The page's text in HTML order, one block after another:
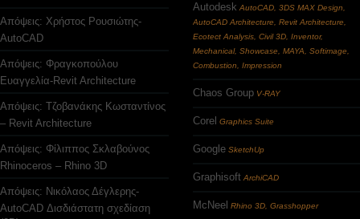
Απόψεις: Χρήστος Ρουσιώτης-
AutoCAD
Απόψεις: Φραγκοπούλου
Ευαγγελία-Revit Architecture
Απόψεις: Τζοβανάκης Κωσταντίνος
– Revit Architecture
Απόψεις: Φίλιππος Σκλαβούνος
Rhinoceros – Rhino 3D
Απόψεις: Νικόλαος Δέγλερης-
AutoCAD Δισδιάστατη σχεδίαση
Autodesk AutoCAD, 3DS MAX Design,
AutoCAD Architecture, Revit Architecture,
Ecotect Analysis, Civil 3D, Inventor,
Mechanical, Showcase, MAYA, Softimage,
Combustion, Impression
Chaos Group V-RAY
Corel Graphics Suite
Google SketchUp
GraphisoftArchiCAD
McNeel Rhino 3D, Grasshopper